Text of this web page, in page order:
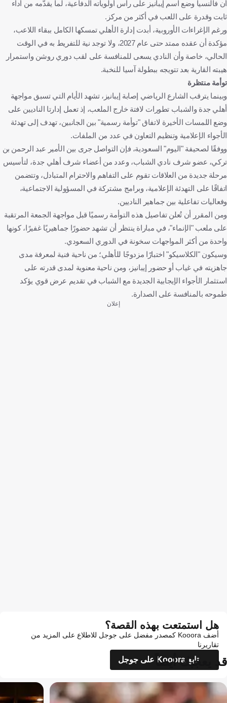
أن فالنسيا وضع اسم إيبانيز على رأس أولوياته الدفاعية، لما يقدّمه من أداء
ثابت وقدرة على اللعب في أكثر من مركز.
ورغم الإغراءات الأوروبية، أبدت إدارة الأهلي تمسكها الكامل ببقاء اللاعب،
مؤكدة أن عقده ممتد حتى عام 2027، ولا توجد نية للتفريط به في الوقت
الحالي، خاصة وأن النادي يسعى للمنافسة على لقب دوري روشن واستمرار
هيبته القارية بعد تتويجه ببطولة آسيا للنخبة.
توأمة منتظرة
وبينما يترقب الشارع الرياضي إصابة إيبانيز، تشهد الأيام التي تسبق مواجهة
أهلي جدة والشباب تطورات لافتة خارج الملعب، إذ تعمل إدارتا الناديين على
وضع اللمسات الأخيرة لاتفاق "توأمة رسمية" بين الجانبين، تهدف إلى تهدئة
الأجواء الإعلامية وتنظيم التعاون في عدد من الملفات.
ووفقًا لصحيفة "اليوم" السعودية، فإن التواصل جرى بين الأمير عبد الرحمن بن
تركي، عضو شرف نادي الشباب، وعدد من أعضاء شرف أهلي جدة، لتأسيس
مرحلة جديدة من العلاقات تقوم على التفاهم والاحترام المتبادل، وتتضمن
اتفاقًا على التهدئة الإعلامية، وبرامج مشتركة في المسؤولية الاجتماعية،
وفعاليات تفاعلية بين جماهير الناديين.
ومن المقرر أن تُعلن تفاصيل هذه التوأمة رسميًا قبل مواجهة الجمعة المرتقبة
على ملعب "الإنماء"، في مباراة ينتظر أن تشهد حضورًا جماهيريًا غفيرًا، كونها
واحدة من أكثر المواجهات سخونة في الدوري السعودي.
وسيكون "الكلاسيكو" اختبارًا مزدوجًا للأهلي؛ من ناحية فنية لمعرفة مدى
جاهزيته في غياب أو حضور إيبانيز، ومن ناحية معنوية لمدى قدرته على
استثمار الأجواء الإيجابية الجديدة مع الشباب في تقديم عرض قوي يؤكد
طموحه بالمنافسة على الصدارة.
إعلان
هل استمتعت بهذه القصة؟
أضف Kooora كمصدر مفضل على جوجل للاطلاع على المزيد من
تقاريرنا
تابع Kooora على جوجل
قد يعجبك أيضاً